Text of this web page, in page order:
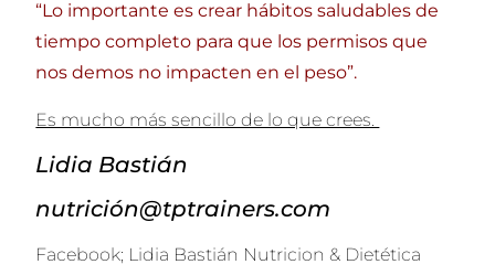
“Lo importante es crear hábitos saludables de
tiempo completo para que los permisos que
nos demos no impacten en el peso”.
Es mucho más sencillo de lo que crees.
Lidia Bastián
nutrición@tptrainers.com
Facebook; Lidia Bastián Nutricion & Dietética